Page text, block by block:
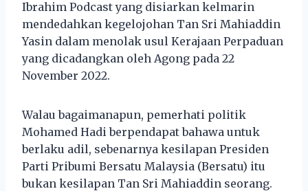
Ibrahim Podcast yang disiarkan kelmarin
mendedahkan kegelojohan Tan Sri Mahiaddin
Yasin dalam menolak usul Kerajaan Perpaduan
yang dicadangkan oleh Agong pada 22
November 2022.
Walau bagaimanapun, pemerhati politik
Mohamed Hadi berpendapat bahawa untuk
berlaku adil, sebenarnya kesilapan Presiden
Parti Pribumi Bersatu Malaysia (Bersatu) itu
bukan kesilapan Tan Sri Mahiaddin seorang.